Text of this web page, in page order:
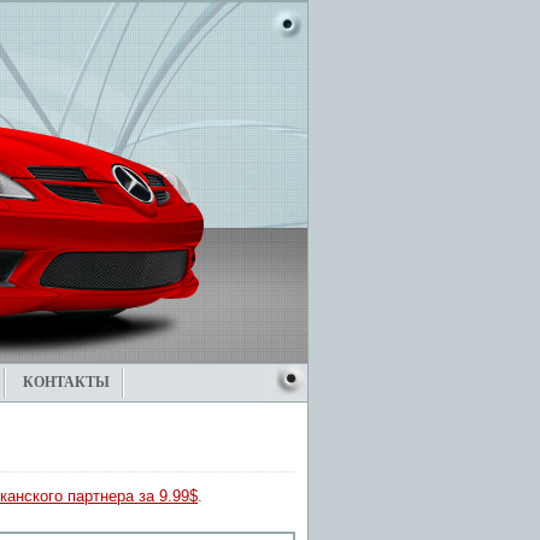
КОНТАКТЫ
партнера за 9.99$.